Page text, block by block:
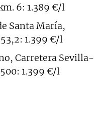
6: 1.389 €/l
Santa María,
1.399 €/l
Carretera Sevilla-
1.399 €/l